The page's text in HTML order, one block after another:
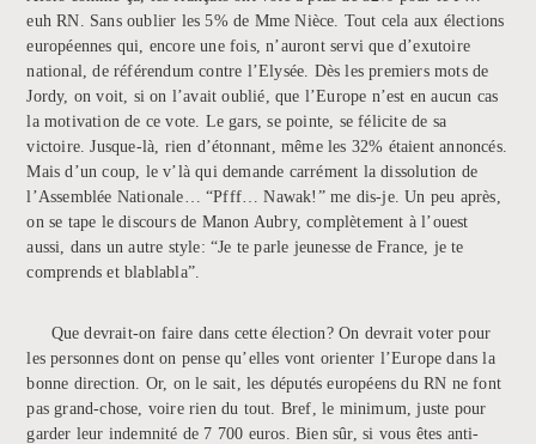
euh RN. Sans oublier les 5% de Mme Nièce. Tout cela aux élections
européennes qui, encore une fois, n’auront servi que d’exutoire
national, de référendum contre l’Elysée. Dès les premiers mots de
Jordy, on voit, si on l’avait oublié, que l’Europe n’est en aucun cas
la motivation de ce vote. Le gars, se pointe, se félicite de sa
victoire. Jusque-là, rien d’étonnant, même les 32% étaient annoncés.
Mais d’un coup, le v’là qui demande carrément la dissolution de
l’Assemblée Nationale… “Pfff… Nawak!” me dis-je. Un peu après,
on se tape le discours de Manon Aubry, complètement à l’ouest
aussi, dans un autre style: “Je te parle jeunesse de France, je te
comprends et blablabla”.
Que devrait-on faire dans cette élection? On devrait voter pour
les personnes dont on pense qu’elles vont orienter l’Europe dans la
bonne direction. Or, on le sait, les députés européens du RN ne font
pas grand-chose, voire rien du tout. Bref, le minimum, juste pour
garder leur indemnité de 7 700 euros. Bien sûr, si vous êtes anti-